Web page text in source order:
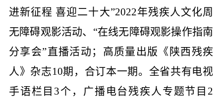
进新征程 喜迎二十大”2022年残疾人文化周
无障碍观影活动、“在线无障碍观影操作指南
分享会”直播活动；高质量出版《陕西残疾
人》杂志10期，合订本一期。全省共有电视
手语栏目3个，广播电台残疾人专题节目2